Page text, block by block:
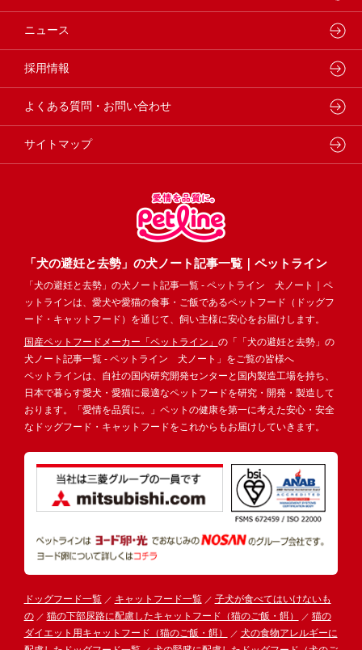
「犬の避妊と去勢」の犬ノート記事一覧｜ペットライン
「犬の避妊と去勢」の犬ノート記事一覧 - ペットライン 犬ノート｜ペ
ットラインは、愛犬や愛猫の食事・ご飯であるペットフード（ドッグフ
ード・キャットフード）を通じて、飼い主様に安心をお届けします。
国産ペットフードメーカー「ペットライン」 の「「犬の避妊と去勢」の
犬ノート記事一覧 - ペットライン 犬ノート」をご覧の皆様へ
ペットラインは、自社の国内研究開発センターと国内製造工場を持ち、
日本で暮らす愛犬・愛猫に最適なペットフードを研究・開発・製造して
おります。「愛情を品質に。」ペットの健康を第一に考えた安心・安全
なドッグフード・キャットフードをこれからもお届けしていきます。
ドッグフード一覧 キャットフード一覧
子犬が食べてはいけないも
の
猫の下部尿路に配慮したキャットフード（猫のご飯・餌）
猫の
ダイエット用キャットフード（猫のご飯・餌）
犬の食物アレルギーに
動物病院専用フード
フードコンシェル
どうぶつ病院宅配便
ペットライン 猫ノート
狂犬病予防
会社概要・事業所
代表メッセージ
企業理念・ビジョン
ニュース
採用情報
よくある質問・お問い合わせ
サイトマップ